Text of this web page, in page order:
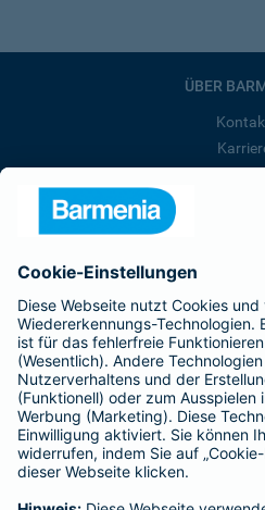
ÜBER
Barmenia ist Teil der
BELIEBTE
Kranken-